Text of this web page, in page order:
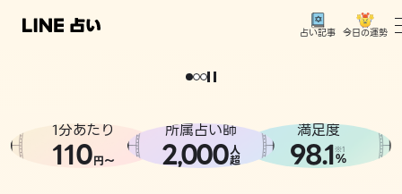
占い記事 今日の運勢
相談事例
どうせなら
。
1分あたり
110円〜
所属占い師
2,000人
超
満足度
98.1※1
%